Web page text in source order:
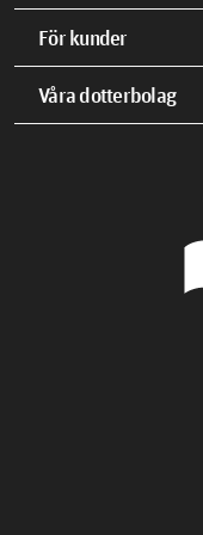
För kunder
Våra dotterbolag